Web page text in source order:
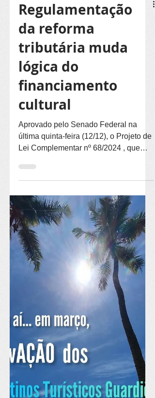
Regulamentação
da reforma
tributária muda
lógica do
financiamento
cultural
Aprovado pelo Senado Federal na
última quinta-feira (12/12), o Projeto de